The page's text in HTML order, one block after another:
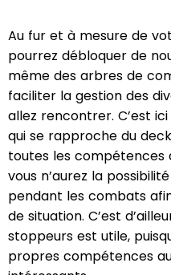
Au fur et à mesure de
pourrez débloquer de
même des arbres de
faciliter la gestion des
allez rencontrer. C’est
qui se rapproche du
toutes les compétences
vous n’aurez la
pendant les combats
de situation. C’est
stoppeurs est utile,
propres compétences